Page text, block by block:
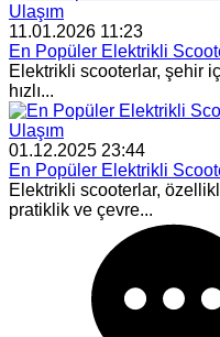
Ulaşım
11.01.2026 11:23
En Popüler Elektrikli
Elektrikli scooterlar, şehir
hızlı...
Ulaşım
01.12.2025 23:44
En Popüler Elektrikli
Elektrikli scooterlar,
pratiklik ve çevre...